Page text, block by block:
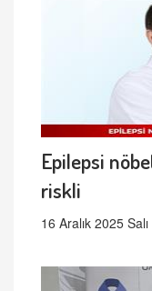
Epilepsi
riskli
16 Aralık 2025 Salı